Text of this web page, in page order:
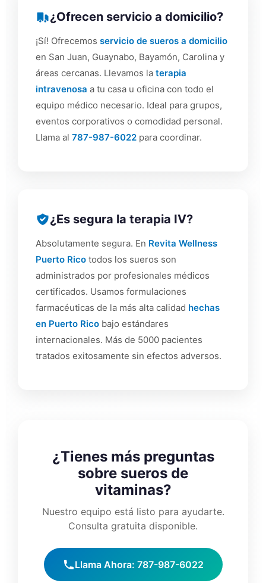
¿Ofrecen servicio a domicilio?
¡Sí! Ofrecemos servicio de sueros a domicilio
en San Juan, Guaynabo, Bayamón, Carolina y
áreas cercanas. Llevamos la terapia
intravenosa a tu casa u oficina con todo el
equipo médico necesario. Ideal para grupos,
eventos corporativos o comodidad personal.
Llama al 787-987-6022 para coordinar.
¿Es segura la terapia IV?
Absolutamente segura. En Revita Wellness
Puerto Rico todos los sueros son
administrados por profesionales médicos
certificados. Usamos formulaciones
farmacéuticas de la más alta calidad hechas
en Puerto Rico bajo estándares
internacionales. Más de 5000 pacientes
tratados exitosamente sin efectos adversos.
¿Tienes más preguntas
sobre sueros de
vitaminas?
Nuestro equipo está listo para ayudarte.
Consulta gratuita disponible.
Llama Ahora: 787-987-6022